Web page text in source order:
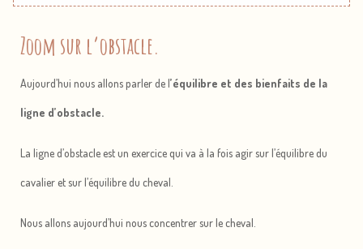
Zoom sur l’obstacle.
Aujourd’hui nous allons parler de l’équilibre et des bienfaits de la
ligne d’obstacle.
La ligne d’obstacle est un exercice qui va à la fois agir sur l’équilibre du
cavalier et sur l’équilibre du cheval.
Nous allons aujourd’hui nous concentrer sur le cheval.